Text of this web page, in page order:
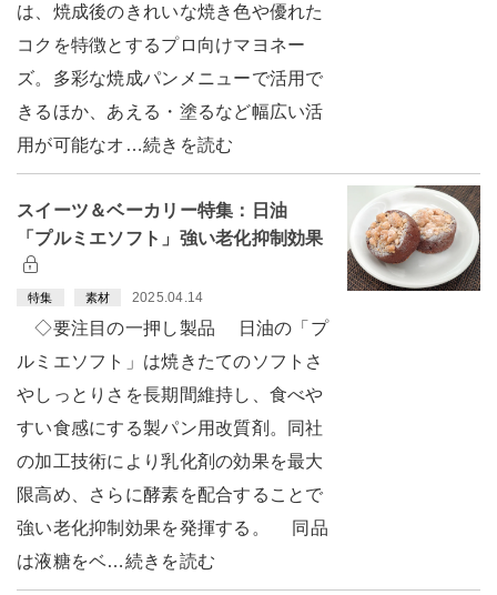
は、焼成後のきれいな焼き色や優れた
コクを特徴とするプロ向けマヨネー
ズ。多彩な焼成パンメニューで活用で
きるほか、あえる・塗るなど幅広い活
用が可能なオ…続きを読む
スイーツ＆ベーカリー特集：日油
「プルミエソフト」強い老化抑制効果
特集 素材 2025.04.14
◇要注目の一押し製品 日油の「プ
ルミエソフト」は焼きたてのソフトさ
やしっとりさを長期間維持し、食べや
すい食感にする製パン用改質剤。同社
の加工技術により乳化剤の効果を最大
限高め、さらに酵素を配合することで
強い老化抑制効果を発揮する。 同品
は液糖をベ…続きを読む